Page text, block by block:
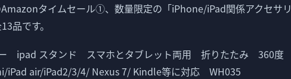
タイムセール①、数量限定の「iPhone/iPad関係アクセサリ
品です。
ー ipad スタンド スマホとタブレット両用 折りたたみ 360度
air/iPad2/3/4/ Nexus 7/ Kindle等に対応 WH035